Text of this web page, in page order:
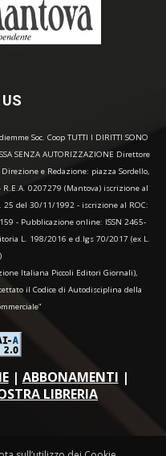
Soc. Coop TUTTI I DIRITTI SONO
SENZA AUTORIZZAZIONE Direttore
e Redazione: piazza Sordello,
0207279 (Mantova) iscrizione al
del 30/11/1992 - iscrizione al ROC:
- Pubblicazione online: ISSN 2465-
L. 198/2016 e d.lgs 70/2017 (ex L.
Italiana Piccoli Editori Giornali),
il Codice di Autodisciplina della
| ABBONAMENTI |
LIBRERIA